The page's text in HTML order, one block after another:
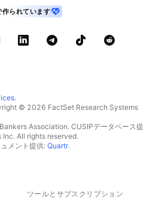
られています
.
© 2026 FactSet Research Systems
Association. CUSIPデータベース提
Inc. All rights reserved.
メント提供: Quartr.
ツールとサブスクリプション